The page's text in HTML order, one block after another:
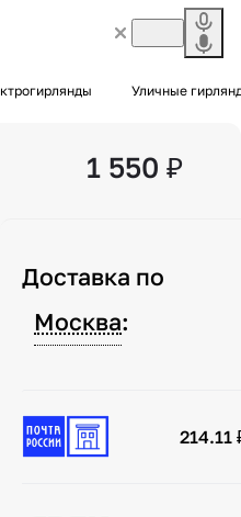
Уличные
1 550 ₽
Доставка по
Москва:
214.11